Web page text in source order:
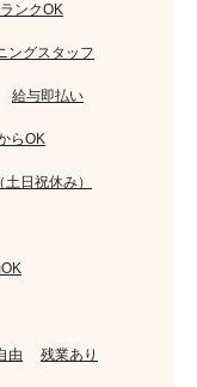
ンクOK
ングスタッフ
給与即払い
らOK
日祝休み）
由 残業あり